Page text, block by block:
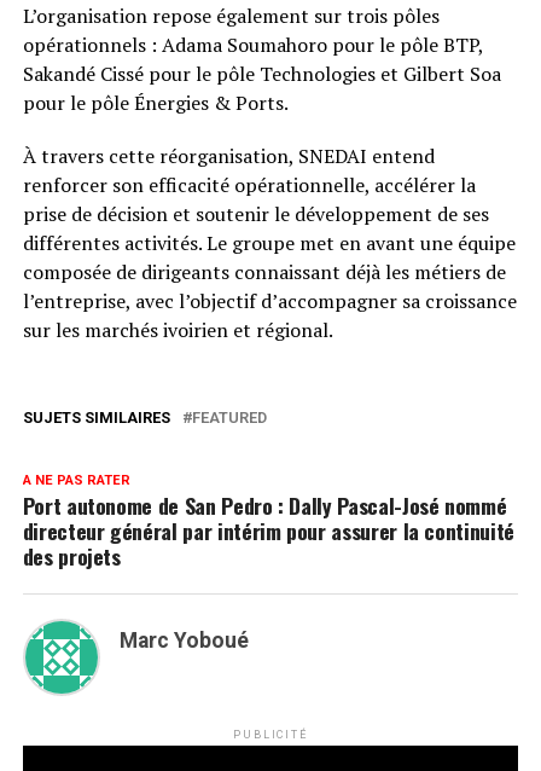
L’organisation repose également sur trois pôles
opérationnels : Adama Soumahoro pour le pôle BTP,
Sakandé Cissé pour le pôle Technologies et Gilbert Soa
pour le pôle Énergies & Ports.
À travers cette réorganisation, SNEDAI entend
renforcer son efficacité opérationnelle, accélérer la
prise de décision et soutenir le développement de ses
différentes activités. Le groupe met en avant une équipe
composée de dirigeants connaissant déjà les métiers de
l’entreprise, avec l’objectif d’accompagner sa croissance
sur les marchés ivoirien et régional.
SUJETS SIMILAIRES FEATURED
A NE PAS RATER
Port autonome de San Pedro : Dally Pascal-José nommé
directeur général par intérim pour assurer la continuité
des projets
Marc Yoboué
PUBLICITÉ